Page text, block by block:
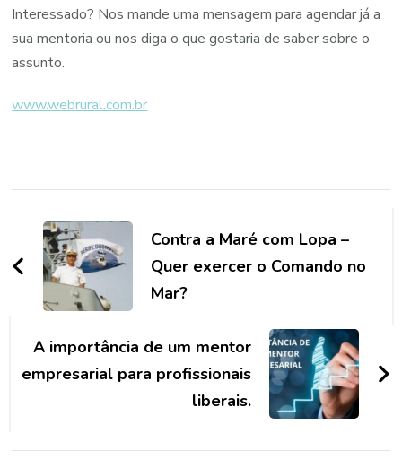
Interessado? Nos mande uma mensagem para agendar já a
sua mentoria ou nos diga o que gostaria de saber sobre o
assunto.
www.webrural.com.br
de
post
Contra a Maré com Lopa –
Quer exercer o Comando no
Mar?
A importância de um mentor
empresarial para profissionais
liberais.